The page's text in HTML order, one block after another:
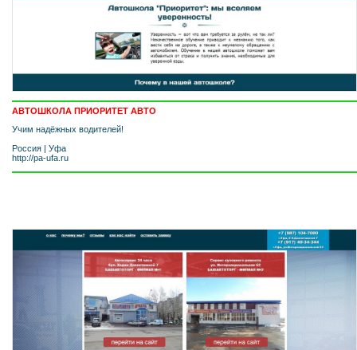
АВТОШКОЛА ПРИОРИТЕТ АВТО
Учим надёжных водителей!
Россия
Уфа
http://pa-ufa.ru